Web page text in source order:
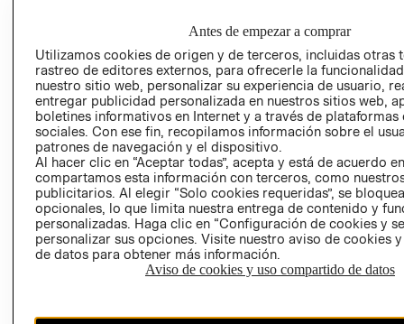
POLÍTICA
EMPRESARIAL
TÉRMINOS Y
CONDICIONES
AVISO DE
PRIVACIDAD
GIFT CARD
AVISO DE
COOKIES
CAMBIAR REGIÓN
Antes de empezar a comprar
Utilizamos cookies de origen y de terceros, incluidas otras
rastreo de editores externos, para ofrecerle la
nuestro sitio web, personalizar su experiencia de usuario,
entregar publicidad personalizada en nuestros sitios web,
boletines informativos en Internet y a través de plataformas
sociales. Con ese fin, recopilamos información sobre el
patrones de navegación y el dispositivo.
Al hacer clic en “Aceptar todas”, acepta y está de acuerdo
compartamos esta información con terceros, como
publicitarios. Al elegir “Solo cookies requeridas”, se
opcionales, lo que limita nuestra entrega de contenido y
personalizadas. Haga clic en “Configuración de cookies y
personalizar sus opciones. Visite nuestro aviso de cookies
de datos para obtener más información.
Aviso de cookies y uso compartido de datos